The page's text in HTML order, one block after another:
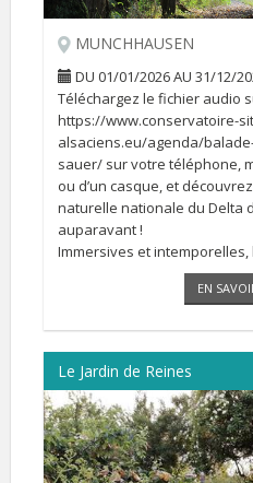
MUNCHHAUSEN
DU 01/01/2026 AU 31/12/
Téléchargez le fichier audio
https://www.conservatoire-
alsaciens.eu/agenda/
sauer/ sur votre téléphone,
ou d’un casque, et
naturelle nationale du Delta
auparavant !
Immersives et
ambiances sonores vous
saisons et les âges [...]EN
Le Jardin de Reines